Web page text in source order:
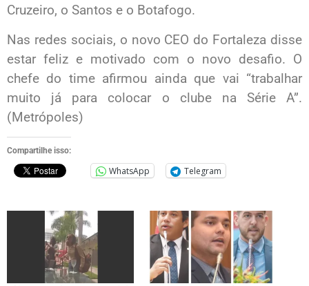
Cruzeiro, o Santos e o Botafogo.
Nas redes sociais, o novo CEO do Fortaleza disse
estar feliz e motivado com o novo desafio. O
chefe do time afirmou ainda que vai “trabalhar
muito já para colocar o clube na Série A”.
(Metrópoles)
Compartilhe isso:
WhatsApp Telegram